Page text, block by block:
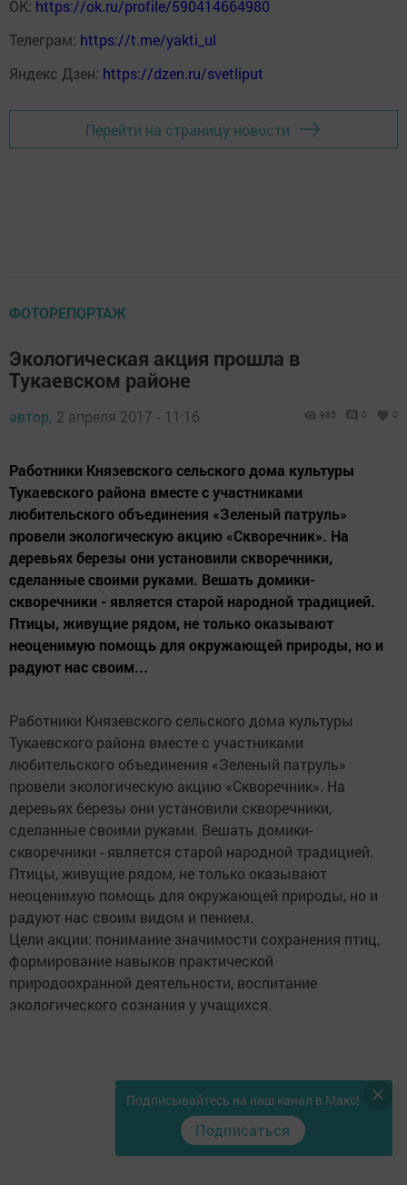
ОК: https://ok.ru/profile/590414664980
Телеграм: https://t.me/yakti_ul
Яндекс Дзен: https://dzen.ru/svetliput
Перейти на страницу новости
ФОТОРЕПОРТАЖ
Экологическая акция прошла в
Тукаевском районе
автор, 2 апреля 2017 - 11:16 985 0 0
Работники Князевского сельского дома культуры
Тукаевского района вместе с участниками
любительского объединения «Зеленый патруль»
провели экологическую акцию «Скворечник». На
деревьях березы они установили скворечники,
сделанные своими руками. Вешать домики-
скворечники - является старой народной традицией.
Птицы, живущие рядом, не только оказывают
неоценимую помощь для окружающей природы, но и
радуют нас своим...
Работники Князевского сельского дома культуры
Тукаевского района вместе с участниками
любительского объединения «Зеленый патруль»
провели экологическую акцию «Скворечник». На
деревьях березы они установили скворечники,
сделанные своими руками. Вешать домики-
скворечники - является старой народной традицией.
Птицы, живущие рядом, не только оказывают
неоценимую помощь для окружающей природы, но и
радуют нас своим видом и пением.
Цели акции: понимание значимости сохранения птиц,
формирование навыков практической
природоохранной деятельности, воспитание
экологического сознания у учащихся.
Подписывайтесь на наш канал в Макс!
Подписаться